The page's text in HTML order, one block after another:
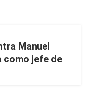
Manuel
como jefe de